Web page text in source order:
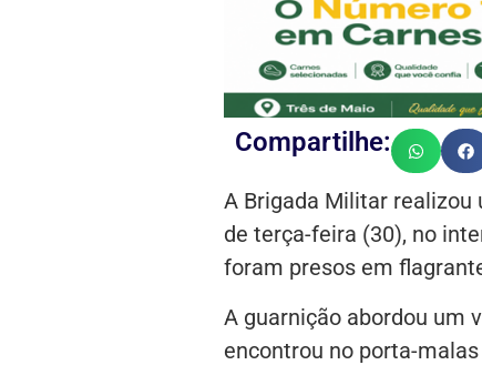
Compartilhe:
A Brigada Militar realizou
de terça-feira (30), no
foram presos em
A guarnição abordou um
encontrou no porta-